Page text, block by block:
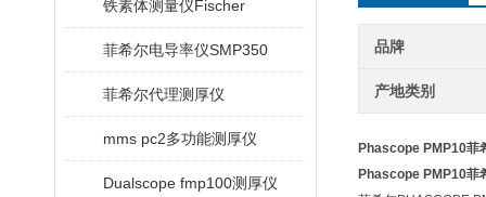
铁素体测量仪Fischer
菲希尔电导率仪SMP350
菲希尔代理测厚仪
mms pc2多功能测厚仪
Dualscope fmp100测厚仪
品牌
产地类别
Phascope PMP10菲
Phascope PMP10菲